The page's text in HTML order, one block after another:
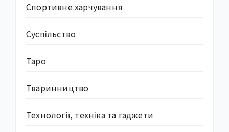
Спортивне харчування
Суcпільство
Таро
Тваринництво
Технології, техніка та гаджети